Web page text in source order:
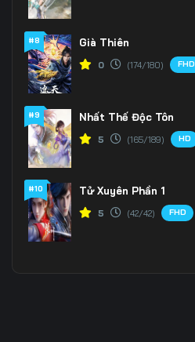
#8 Già Thiên
0 (174/180) FHD
#9 Nhất Thế Độc Tôn
5 (165/189) HD
#10 Tử Xuyên Phần 1
5 (42/42) FHD